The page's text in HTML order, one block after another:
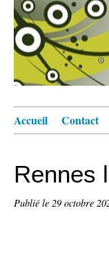
Accueil Contact
Rennes
Publié le 29 octobre